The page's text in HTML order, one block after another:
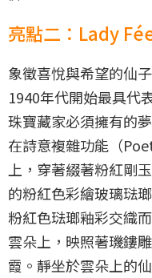
亮點二：Lady
象徵喜悅與希望的仙
1940年代開始最具代
珠寶藏家必須擁有的
在詩意複雜功能（
上，穿著綴著粉紅剛
的粉紅色彩繪玻璃琺
粉紅色琺瑯釉彩交織
雲朵上，映照著璣鏤
霞。靜坐於雲朵上的